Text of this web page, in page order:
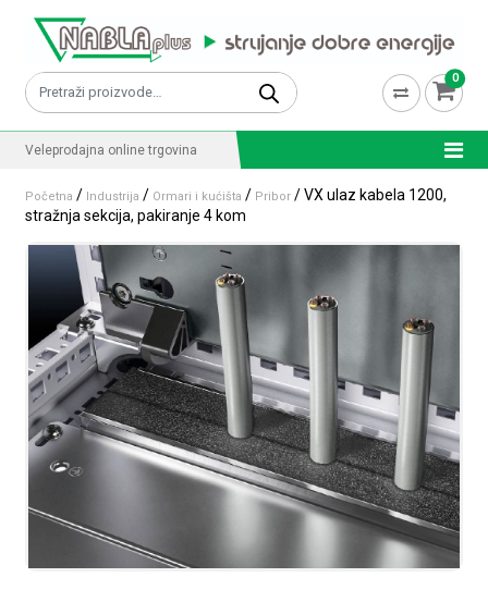
Pretraži: 0
Veleprodajna online trgovina
Početna / Industrija / Ormari i kućišta / Pribor / VX ulaz kabela 1200,
stražnja sekcija, pakiranje 4 kom